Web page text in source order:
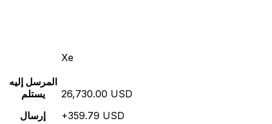
Xe
المرسل إليه
يستلم
إرسال
26,730.00 USD
+359.79 USD